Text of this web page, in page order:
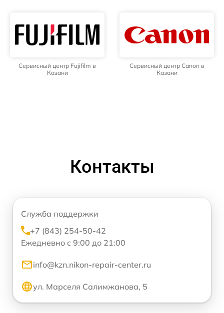
Сервисный центр Fujifilm в
Казани
Сервисный центр Canon в
Казани
Контакты
Служба поддержки
+7 (843) 254-50-42
Ежедневно с 9:00 до 21:00
info@kzn.nikon-repair-center.ru
ул. Марселя Салимжанова, 5